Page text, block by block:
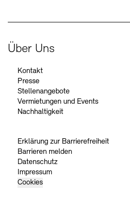
Über Uns
Kontakt
Presse
Stellenangebote
Vermietungen und Events
Nachhaltigkeit
Erklärung zur Barrierefreiheit
Barrieren melden
Datenschutz
Impressum
Cookies